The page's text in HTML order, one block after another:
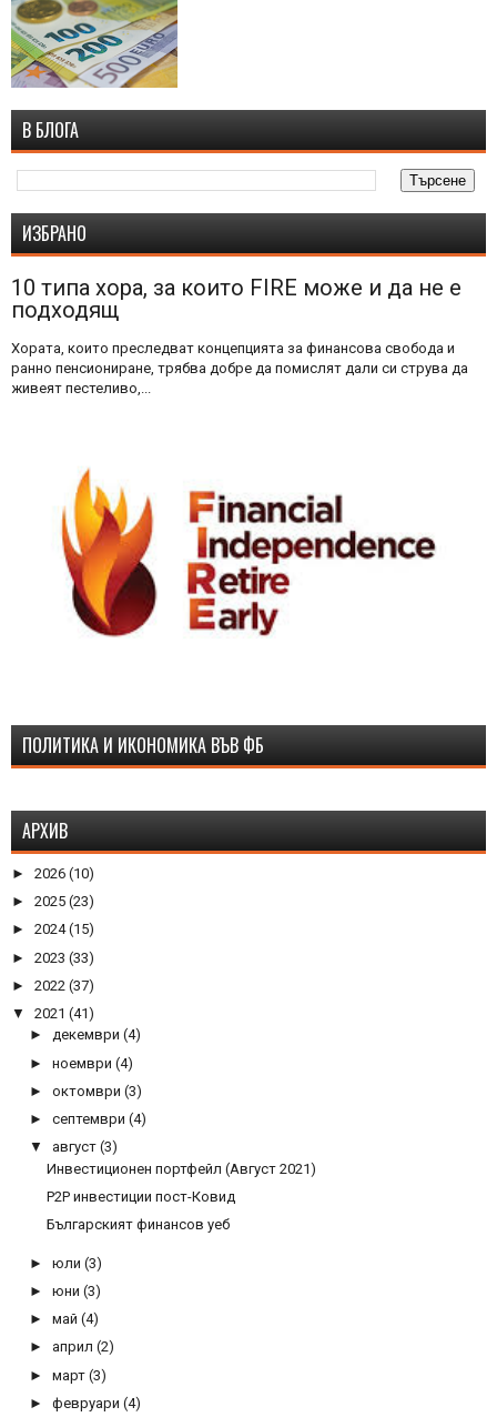
В БЛОГА
ИЗБРАНО
10 типа хора, за които FIRE може и да не е
подходящ
Хората, които преследват концепцията за финансова свобода и
ранно пенсиониране, трябва добре да помислят дали си струва да
живеят пестеливо,...
ПОЛИТИКА И ИКОНОМИКА ВЪВ ФБ
АРХИВ
► 2026 (10)
► 2025 (23)
► 2024(15)
► 2023 (33)
► 2022 (37)
▼ 2021 (41)
► декември (4)
► ноември (4)
► октомври (3)
► септември (4)
▼ август (3)
Инвестиционен портфейл (Август 2021)
P2P инвестиции пост-Ковид
Българският финансов уеб
► юли (3)
► юни (3)
► май (4)
► април (2)
► март (3)
► февруари (4)